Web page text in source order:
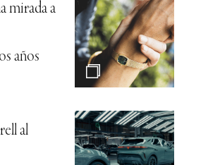
mirada a
años
al